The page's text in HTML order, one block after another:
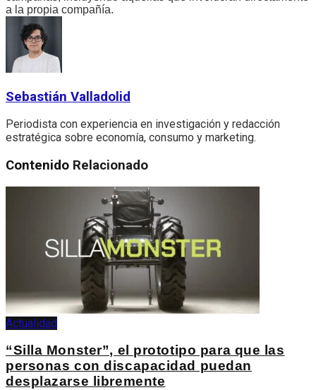
a la propia compañía.
Sebastián Valladolid
Periodista con experiencia en investigación y redacción
estratégica sobre economía, consumo y marketing.
Contenido Relacionado
Actualidad
“Silla Monster”, el prototipo para que las
personas con discapacidad puedan
desplazarse libremente